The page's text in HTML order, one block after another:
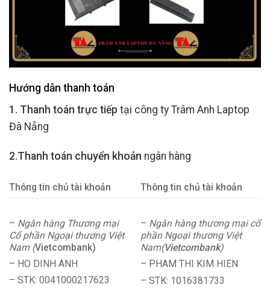
Hướng dẫn thanh toán
1. Thanh toán trực tiếp tại công ty Trâm Anh Laptop
Đà Nẵng
2.Thanh toán chuyển khoản ngân hàng
Thông tin chủ tài khoản Thông tin chủ tài khoản
– Ngân hàng Thương mại
Cổ phần Ngoại thương Việt
Nam (Vietcombank)
– HO DINH ANH
– STK: 0041000217623
– Ngân hàng thương mại cổ
phần Ngoại thương Việt
Nam(Vietcombank)
– PHAM THI KIM HIEN
– STK: 1016381733